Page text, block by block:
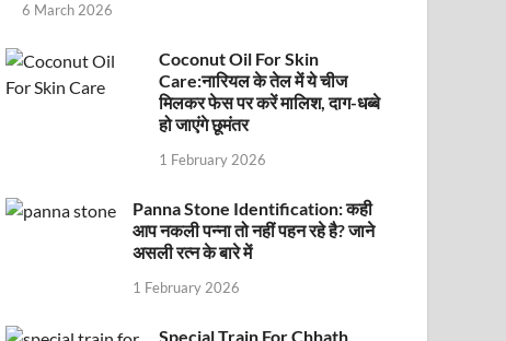
6 March 2026
Coconut Oil For Skin
Care:नारियल के तेल में ये चीज
मिलकर फेस पर करें मालिश, दाग-धब्बे
हो जाएंगे छूमंतर
1 February 2026
Panna Stone Identification: कही
आप नकली पन्ना तो नहीं पहन रहे है? जाने
असली रत्न के बारे में
1 February 2026
Special Train For Chhath